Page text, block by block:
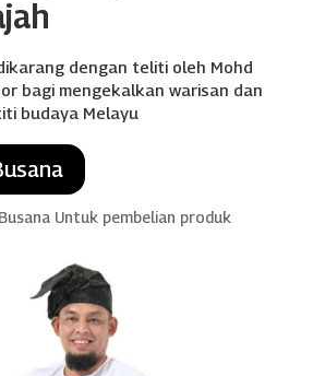
dengan teliti oleh Mohd
bagi mengekalkan warisan dan
budaya Melayu
Untuk pembelian produk